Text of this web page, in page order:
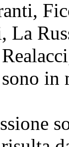
La
in